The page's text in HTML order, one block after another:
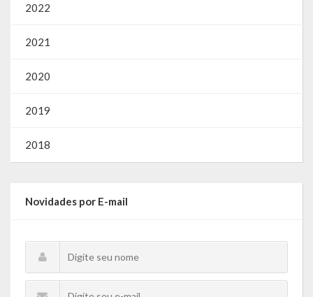
2022
2021
2020
2019
2018
Novidades por E-mail